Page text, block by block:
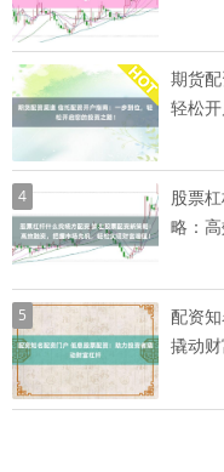
期货
轻松
4
股票
略：
5
配资
撬动